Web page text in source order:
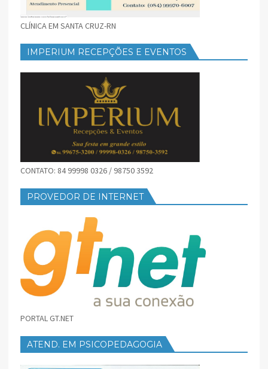
CLÍNICA EM SANTA CRUZ-RN
IMPERIUM RECEPÇÕES E EVENTOS
CONTATO: 84 99998 0326 / 98750 3592
PROVEDOR DE INTERNET
PORTAL GT.NET
ATEND. EM PSICOPEDAGOGIA